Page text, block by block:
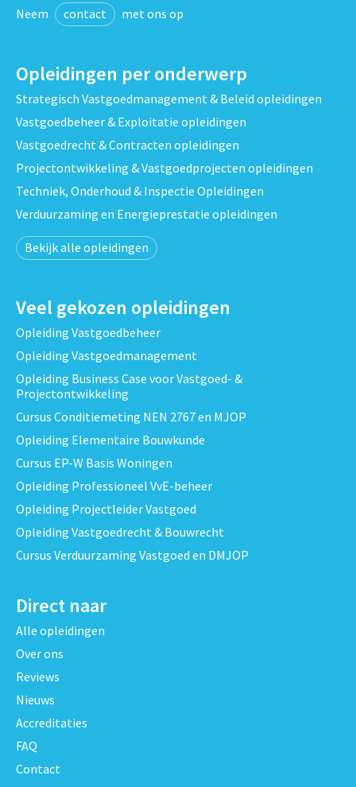
Neem contact met ons op
Opleidingen per onderwerp
Strategisch Vastgoedmanagement & Beleid opleidingen
Vastgoedbeheer & Exploitatie opleidingen
Vastgoedrecht & Contracten opleidingen
Projectontwikkeling & Vastgoedprojecten opleidingen
Techniek, Onderhoud & Inspectie Opleidingen
Verduurzaming en Energieprestatie opleidingen
Bekijk alle opleidingen
Veel gekozen opleidingen
Opleiding Vastgoedbeheer
Opleiding Vastgoedmanagement
Opleiding Business Case voor Vastgoed- &
Projectontwikkeling
Cursus Conditiemeting NEN 2767 en MJOP
Opleiding Elementaire Bouwkunde
Cursus EP-W Basis Woningen
Opleiding Professioneel VvE-beheer
Opleiding Projectleider Vastgoed
Opleiding Vastgoedrecht & Bouwrecht
Cursus Verduurzaming Vastgoed en DMJOP
Direct naar
Alle opleidingen
Over ons
Reviews
Nieuws
Accreditaties
FAQ
Contact